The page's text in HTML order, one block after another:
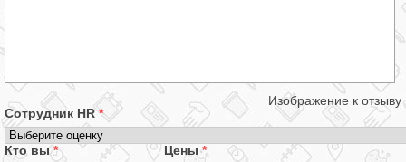
Изображение к отзыву
Сотрудник HR*
Кто вы* Цены*